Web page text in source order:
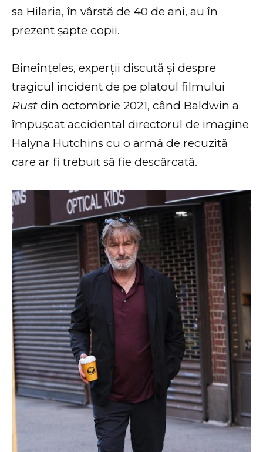
sa Hilaria, în vârstă de 40 de ani, au în
prezent șapte copii.
Bineînțeles, experții discută și despre
tragicul incident de pe platoul filmului
Rust din octombrie 2021, când Baldwin a
împușcat accidental directorul de imagine
Halyna Hutchins cu o armă de recuzită
care ar fi trebuit să fie descărcată.